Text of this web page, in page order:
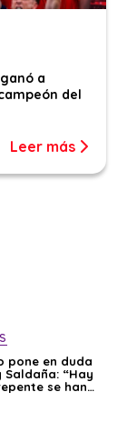
a
del
Leer más
pone en duda
“Hay
se han